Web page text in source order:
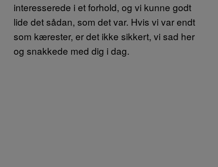
interesserede i et forhold, og vi kunne godt
lide det sådan, som det var. Hvis vi var endt
som kærester, er det ikke sikkert, vi sad her
og snakkede med dig i dag.